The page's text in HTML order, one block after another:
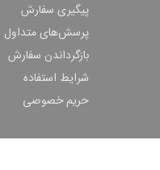
پیگیری سفارش
پرسش‌های متداول
بازگرداندن سفارش
شرایط استفاده
حریم خصوصی